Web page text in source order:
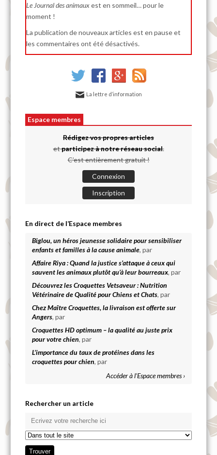
Le Journal des animauxest en sommeil… pour le
moment !
La publication de nouveaux articles est en pause et
les commentaires ont été désactivés.
La lettre d’information
Espace membres
Rédigez vos propres articles
etparticipez à notre réseau social.
C’est entièrement gratuit !
Connexion
Inscription
En direct de l’Espace membres
Biglou, un héros jeunesse solidaire pour sensibiliser
enfants et familles à la cause animale, par
Affaire Riya : Quand la justice s’attaque à ceux qui
sauvent les animaux plutôt qu’à leur bourreaux, par
Découvrez les Croquettes Vetsaveur : Nutrition
Vétérinaire de Qualité pour Chiens et Chats, par
Chez Maître Croquettes, la livraison est offerte sur
Angers, par
Croquettes HD optimum – la qualité au juste prix
pour votre chien, par
L’importance du taux de protéines dans les
croquettes pour chien, par
Accéder à l’Espace membres ›
Rechercher un article